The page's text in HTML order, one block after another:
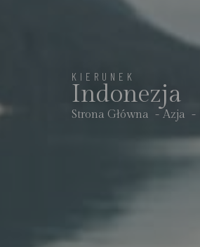
KIERUNEK
Indonezja
Strona Główna Azja